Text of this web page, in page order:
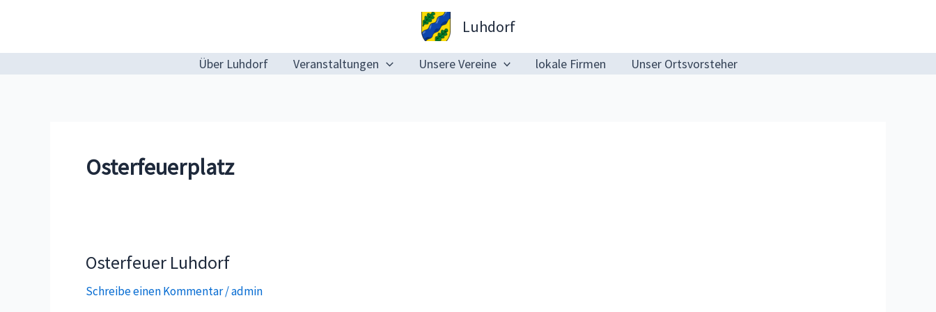
Luhdorf
Über Luhdorf Veranstaltungen Unsere Vereine lokale Firmen Unser Ortsvorsteher
Osterfeuerplatz
Osterfeuer Luhdorf
Schreibe einen Kommentar/admin